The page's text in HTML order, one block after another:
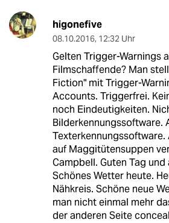
higonefive
08.10.2016, 12:32 Uhr
Gelten Trigger-Warnings
Filmschaffende? Man
Fiction" mit Trigger-
Accounts. Triggerfrei.
noch Eindeutigkeiten.
Bilderkennungssoftware.
auf Maggitütensuppen
Campbell. Guten Tag und
Schönes Wetter heute.
Nähkreis. Schöne neue
man nicht einmal mehr
der anderen Seite